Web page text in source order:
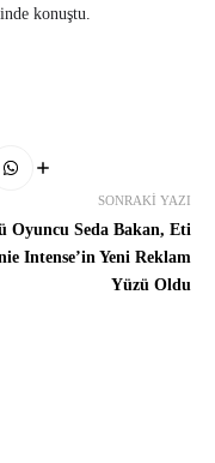
konuştu.
SONRAKI YAZI
Oyuncu Seda Bakan, Eti
Intense’in Yeni Reklam
Yüzü Oldu